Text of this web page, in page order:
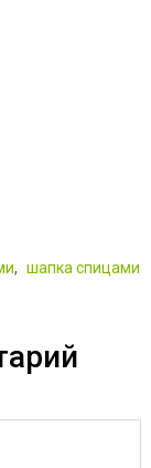
, шапка спицами